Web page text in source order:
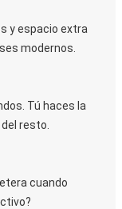
y espacio extra
modernos.
Tú haces la
resto.
cuando